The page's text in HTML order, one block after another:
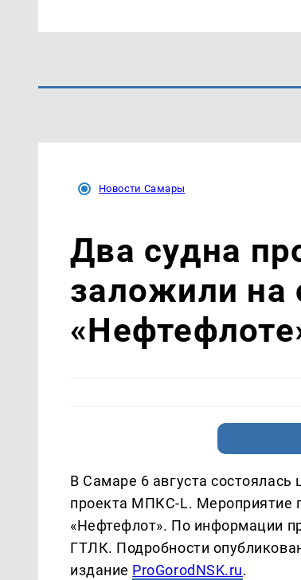
Новости Самары
Два судна
заложили на
В Самаре 6 августа
проекта МПКС-L. Мероприятие
«Нефтефлот». По информации
ГТЛК. Подробности
издание ProGorodNSK.ru.